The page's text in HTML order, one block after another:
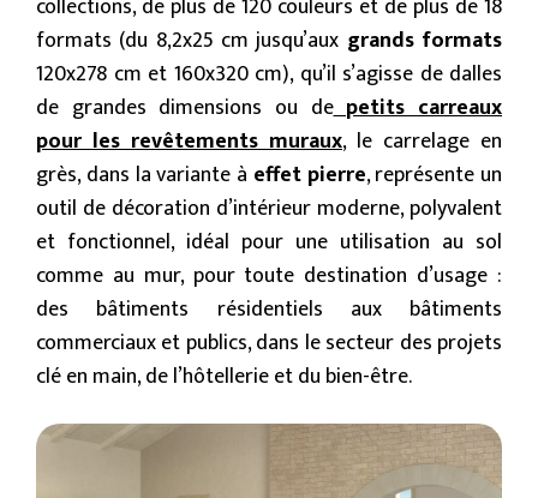
collections, de plus de 120 couleurs et de plus de 18
formats (du 8,2x25 cm jusqu’aux grands formats
120x278 cm et 160x320 cm), qu’il s’agisse de dalles
de grandes dimensions ou depetits carreaux
pour les revêtements muraux, le carrelage en
grès, dans la variante à effet pierre, représente un
outil de décoration d’intérieur moderne, polyvalent
et fonctionnel, idéal pour une utilisation au sol
comme au mur, pour toute destination d’usage :
des bâtiments résidentiels aux bâtiments
commerciaux et publics, dans le secteur des projets
clé en main, de l’hôtellerie et du bien-être.